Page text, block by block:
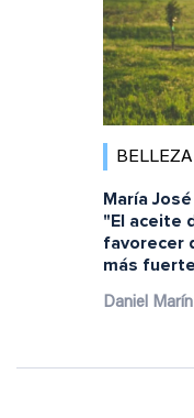
BELLEZA
María
"El aceite
favorecer
más
Daniel Marín